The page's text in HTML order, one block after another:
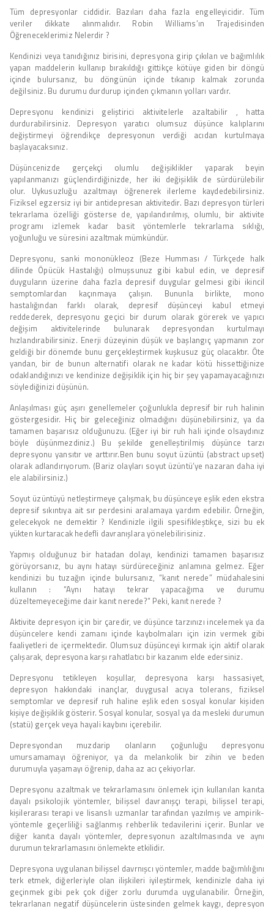
Tüm depresyonlar ciddidir. Bazıları daha fazla engelleyicidir. Tüm
veriler dikkate alınmalıdır. Robin Williams’ın Trajedisinden
Öğreneceklerimiz Nelerdir ?
Kendinizi veya tanıdığınız birisini, depresyona girip çıkılan ve bağımlılık
yapan maddelerin kullanıp bırakıldığı gittikçe kötüye giden bir döngü
içinde bulursanız, bu döngünün içinde tıkanıp kalmak zorunda
değilsiniz. Bu durumu durdurup içinden çıkmanın yolları vardır.
Depresyonu kendinizi geliştirici aktivitelerle azaltabilir , hatta
durdurabilirsiniz. Depresyon yaratıcı olumsuz düşünce kalıplarını
değiştirmeyi öğrendikçe depresyonun verdiği acıdan kurtulmaya
başlayacaksınız.
Düşüncenizde gerçekçi olumlu değişiklikler yaparak beyin
yapılanmanızı güçlendirdiğinizde, her iki değişiklik de sürdürülebilir
olur. Uykusuzluğu azaltmayı öğrenerek ilerleme kaydedebilirsiniz.
Fiziksel egzersiz iyi bir antidepresan aktivitedir. Bazı depresyon türleri
tekrarlama özelliği gösterse de, yapılandırılmış, olumlu, bir aktivite
programı izlemek kadar basit yöntemlerle tekrarlama sıklığı,
yoğunluğu ve süresini azaltmak mümkündür.
Depresyonu, sanki mononükleoz (Beze Humması / Türkçede halk
dilinde Öpücük Hastalığı) olmuşsunuz gibi kabul edin, ve depresif
duyguların üzerine daha fazla depresif duygular gelmesi gibi ikincil
semptomlardan kaçınmaya çalışın. Bununla birlikte, mono
hastalığından farklı olarak, depresif düşünceyi kabul etmeyi
reddederek, depresyonu geçici bir durum olarak görerek ve yapıcı
değişim aktivitelerinde bulunarak depresyondan kurtulmayı
hızlandırabilirsiniz. Enerji düzeyinin düşük ve başlangıç yapmanın zor
geldiği bir dönemde bunu gerçekleştirmek kuşkusuz güç olacaktır. Öte
yandan, bir de bunun alternatifi olarak ne kadar kötü hissettiğinize
odaklandığınızı ve kendinize değişiklik için hiç bir şey yapamayacağınızı
söylediğinizi düşünün.
Anlaşılması güç aşırı genellemeler çoğunlukla depresif bir ruh halinin
göstergesidir. Hiç bir geleceğiniz olmadığını düşünebilirsiniz, ya da
tamamen başarısız olduğunuzu. (Eğer iyi bir ruh hali içinde olsaydınız
böyle düşünmezdiniz.) Bu şekilde genelleştirilmiş düşünce tarzı
depresyonu yansıtır ve arttırır.Ben bunu soyut üzüntü (abstract upset)
olarak adlandırıyorum. (Bariz olayları soyut üzüntü’ye nazaran daha iyi
ele alabilirsiniz.)
Soyut üzüntüyü netleştirmeye çalışmak, bu düşünceye eşlik eden ekstra
depresif sıkıntıya ait sır perdesini aralamaya yardım edebilir. Örneğin,
gelecekyok ne demektir ? Kendinizle ilgili spesifikleştikçe, sizi bu ek
yükten kurtaracak hedefli davranışlara yönelebilirisiniz.
Yapmış olduğunuz bir hatadan dolayı, kendinizi tamamen başarısız
görüyorsanız, bu aynı hatayı sürdüreceğiniz anlamına gelmez. Eğer
kendinizi bu tuzağın içinde bulursanız, “kanıt nerede” müdahalesini
kullanın : “Aynı hatayı tekrar yapacağıma ve durumu
düzeltemeyeceğime dair kanıt nerede?” Peki, kanıt nerede ?
Aktivite depresyon için bir çaredir, ve düşünce tarzınızı incelemek ya da
düşüncelere kendi zamanı içinde kaybolmaları için izin vermek gibi
faaliyetleri de içermektedir. Olumsuz düşünceyi kırmak için aktif olarak
çalışarak, depresyona karşı rahatlatıcı bir kazanım elde edersiniz.
Depresyonu tetikleyen koşullar, depresyona karşı hassasiyet,
depresyon hakkındaki inançlar, duygusal acıya tolerans, fiziksel
semptomlar ve depresif ruh haline eşlik eden sosyal konular kişiden
kişiye değişiklik gösterir. Sosyal konular, sosyal ya da mesleki durumun
(statü) gerçek veya hayali kaybını içerebilir.
Depresyondan muzdarip olanların çoğunluğu depresyonu
umursamamayı öğreniyor, ya da melankolik bir zihin ve beden
durumuyla yaşamayı öğrenip, daha az acı çekiyorlar.
Depresyonu azaltmak ve tekrarlamasını önlemek için kullanılan kanıta
dayalı psikolojik yöntemler, bilişsel davranışçı terapi, bilişsel terapi,
kişilerarası terapi ve lisanslı uzmanlar tarafından yazılmış ve ampirik-
yöntemle geçerliliği sağlanmış rehberlik tedavilerini içerir. Bunlar ve
diğer kanıta dayalı yöntemler, depresyonun azaltılmasında ve aynı
durumun tekrarlamasını önlemekte etkilidir.
Depresyona uygulanan bilişsel davrnışcı yöntemler, madde bağımlılığını
terk etmek, diğerleriyle olan ilişkileri iyileştirmek, kendinizle daha iyi
geçinmek gibi pek çok diğer zorlu durumda uygulanabilir. Örneğin,
tekrarlanan negatif düşüncelerin üstesinden gelmek kaygı, depresyon